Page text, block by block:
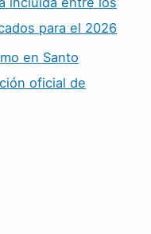
para el 2026
en Santo
oficial de